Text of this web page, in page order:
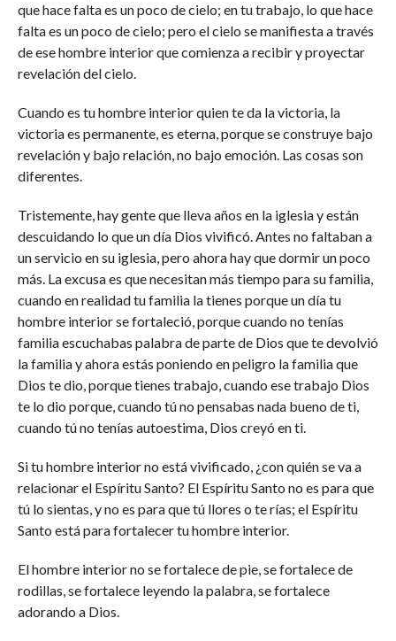
que hace falta es un poco de cielo; en tu trabajo, lo que hace
falta es un poco de cielo; pero el cielo se manifiesta a través
de ese hombre interior que comienza a recibir y proyectar
revelación del cielo.
Cuando es tu hombre interior quien te da la victoria, la
victoria es permanente, es eterna, porque se construye bajo
revelación y bajo relación, no bajo emoción. Las cosas son
diferentes.
Tristemente, hay gente que lleva años en la iglesia y están
descuidando lo que un día Dios vivificó. Antes no faltaban a
un servicio en su iglesia, pero ahora hay que dormir un poco
más. La excusa es que necesitan más tiempo para su familia,
cuando en realidad tu familia la tienes porque un día tu
hombre interior se fortaleció, porque cuando no tenías
familia escuchabas palabra de parte de Dios que te devolvió
la familia y ahora estás poniendo en peligro la familia que
Dios te dio, porque tienes trabajo, cuando ese trabajo Dios
te lo dio porque, cuando tú no pensabas nada bueno de ti,
cuando tú no tenías autoestima, Dios creyó en ti.
Si tu hombre interior no está vivificado, ¿con quién se va a
relacionar el Espíritu Santo? El Espíritu Santo no es para que
tú lo sientas, y no es para que tú llores o te rías; el Espíritu
Santo está para fortalecer tu hombre interior.
El hombre interior no se fortalece de pie, se fortalece de
rodillas, se fortalece leyendo la palabra, se fortalece
adorando a Dios.